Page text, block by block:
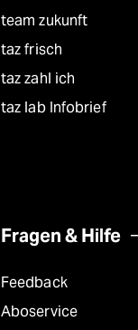
team zukunft
taz frisch
taz zahl ich
taz lab Infobrief
Fragen & Hilfe
Feedback
Aboservice